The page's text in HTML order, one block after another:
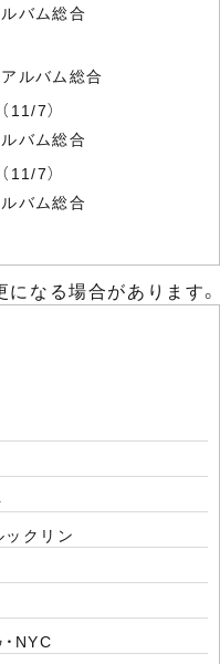
バム総合
ルバム総合
（11/7）
バム総合
（11/7）
バム総合
なる場合があります。
ックリン
NYC